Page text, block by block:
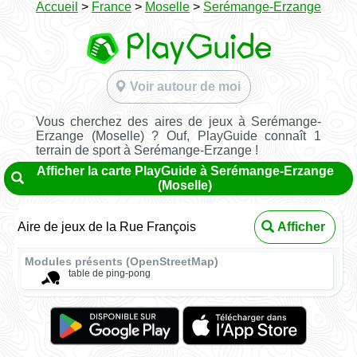
Accueil > France > Moselle > Serémange-Erzange
Voir autour de moi
Vous cherchez des aires de jeux à Serémange-
Erzange (Moselle) ? Ouf, PlayGuide connaît 1
terrain de sport à Serémange-Erzange !
Afficher la carte PlayGuide à Serémange-Erzange
(Moselle)
Aire de jeux de la Rue François Afficher
Modules présents (OpenStreetMap)
table de ping-pong